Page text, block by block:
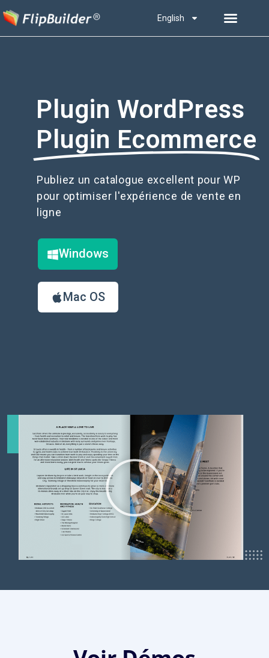
English
Plugin WordPress
Plugin Ecommerce
Publiez un catalogue excellent pour WP
pour optimiser l'expérience de vente en
ligne
Windows
Mac OS